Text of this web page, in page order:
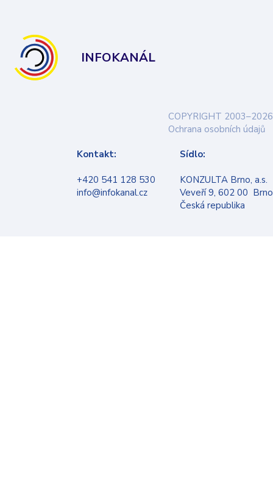
INFOKANÁL
COPYRIGHT 2003–2026
Ochrana osobních údajů
Sídlo:
KONZULTA Brno, a.s.
Veveří 9, 602 00 Brno
Česká republika
Kontakt:
+420 541 128 530
info@infokanal.cz